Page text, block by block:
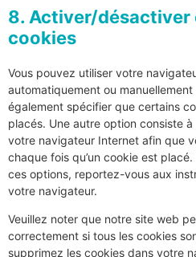
8. Activer/désactiver
cookies
Vous pouvez utiliser votre
automatiquement ou
également spécifier que certains
placés. Une autre option consiste
votre navigateur Internet afin que
chaque fois qu’un cookie est
ces options, reportez-vous aux
votre navigateur.
Veuillez noter que notre site web
correctement si tous les cookies
supprimez les cookies dans votre